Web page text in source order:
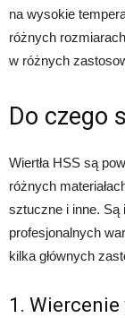
na wysokie
różnych
w różnych
Do czego
Wiertła HSS są
różnych
sztuczne i inne. Są
profesjonalnych
kilka głównych
1.